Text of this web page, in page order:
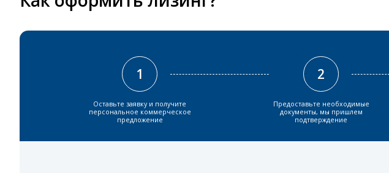
1
Оставьте заявку и получите
персональное коммерческое
предложение
2
Предоставьте необходимые
документы, мы пришлем
подтверждение